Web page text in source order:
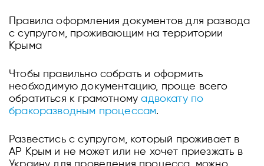
Правила оформления документов для развода
с супругом, проживающим на территории
Крыма
Чтобы правильно собрать и оформить
необходимую документацию, проще всего
обратиться к грамотномуадвокату по
бракоразводным процессам.
Развестись с супругом, который проживает в
АР Крым и не может или не хочет приезжать в